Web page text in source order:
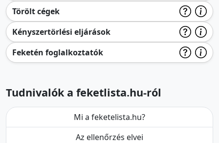
Törölt cégek
Kényszertörlési eljárások
Feketén foglalkoztatók
Tudnivalók a feketlista.hu-ról
Mi a feketelista.hu?
Az ellenőrzés elvei